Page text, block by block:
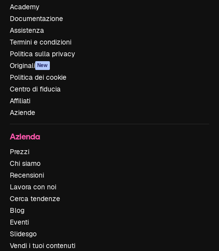
Academy
Documentazione
Assistenza
Termini e condizioni
Politica sulla privacy
Originali New
Politica dei cookie
Centro di fiducia
Affiliati
Aziende
Azienda
Prezzi
Chi siamo
Recensioni
Lavora con noi
Cerca tendenze
Blog
Eventi
Slidesgo
Vendi i tuoi contenuti